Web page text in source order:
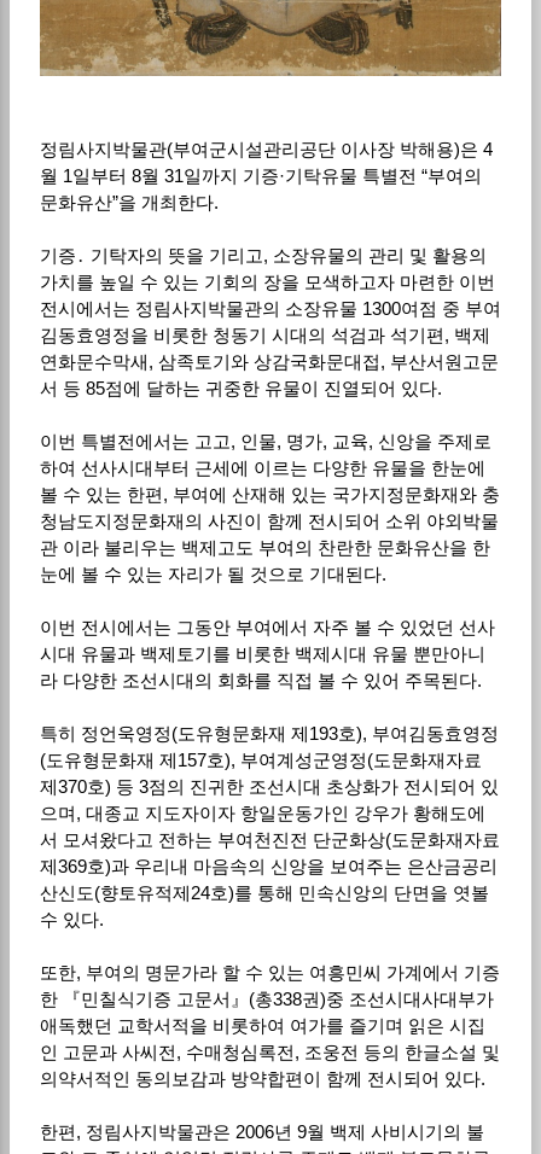
정림사지박물관(부여군시설관리공단 이사장 박해용)은 4
월 1일부터 8월 31일까지 기증·기탁유물 특별전 “부여의
문화유산”을 개최한다.
기증․ 기탁자의 뜻을 기리고, 소장유물의 관리 및 활용의
가치를 높일 수 있는 기회의 장을 모색하고자 마련한 이번
전시에서는 정림사지박물관의 소장유물 1300여점 중 부여
김동효영정을 비롯한 청동기 시대의 석검과 석기편, 백제
연화문수막새, 삼족토기와 상감국화문대접, 부산서원고문
서 등 85점에 달하는 귀중한 유물이 진열되어 있다.
이번 특별전에서는 고고, 인물, 명가, 교육, 신앙을 주제로
하여 선사시대부터 근세에 이르는 다양한 유물을 한눈에
볼 수 있는 한편, 부여에 산재해 있는 국가지정문화재와 충
청남도지정문화재의 사진이 함께 전시되어 소위 야외박물
관 이라 불리우는 백제고도 부여의 찬란한 문화유산을 한
눈에 볼 수 있는 자리가 될 것으로 기대된다.
이번 전시에서는 그동안 부여에서 자주 볼 수 있었던 선사
시대 유물과 백제토기를 비롯한 백제시대 유물 뿐만아니
라 다양한 조선시대의 회화를 직접 볼 수 있어 주목된다.
특히 정언욱영정(도유형문화재 제193호), 부여김동효영정
(도유형문화재 제157호), 부여계성군영정(도문화재자료
제370호) 등 3점의 진귀한 조선시대 초상화가 전시되어 있
으며, 대종교 지도자이자 항일운동가인 강우가 황해도에
서 모셔왔다고 전하는 부여천진전 단군화상(도문화재자료
제369호)과 우리내 마음속의 신앙을 보여주는 은산금공리
산신도(향토유적제24호)를 통해 민속신앙의 단면을 엿볼
수 있다.
또한, 부여의 명문가라 할 수 있는 여흥민씨 가계에서 기증
한 『민칠식기증 고문서』(총338권)중 조선시대사대부가
애독했던 교학서적을 비롯하여 여가를 즐기며 읽은 시집
인 고문과 사씨전, 수매청심록전, 조웅전 등의 한글소설 및
의약서적인 동의보감과 방약합편이 함께 전시되어 있다.
한편, 정림사지박물관은 2006년 9월 백제 사비시기의 불